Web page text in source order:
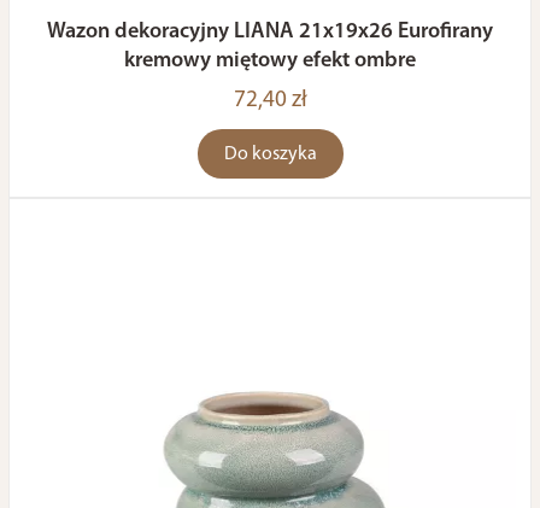
Wazon dekoracyjny LIANA 21x19x26 Eurofirany
kremowy miętowy efekt ombre
72,40 zł
Do koszyka